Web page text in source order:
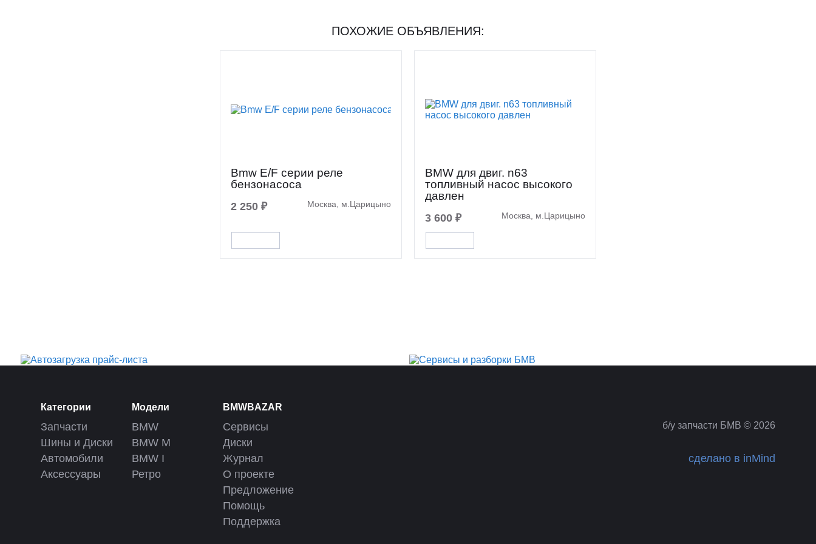
ПОХОЖИЕ ОБЪЯВЛЕНИЯ:
Bmw Е/F серии реле
бензонасоса
Москва, м.Царицыно
2 250 ₽
BMW для двиг. n63
топливный насос высокого
давлен
Москва, м.Царицыно
3 600 ₽
Категории
Запчасти
Шины и Диски
Автомобили
Аксессуары
Модели
BMW
BMW M
BMW I
Ретро
BMWBAZAR
Сервисы
Диски
Журнал
О проекте
Предложение
Помощь
Поддержка
б/у запчасти БМВ © 2026
сделано в inMind